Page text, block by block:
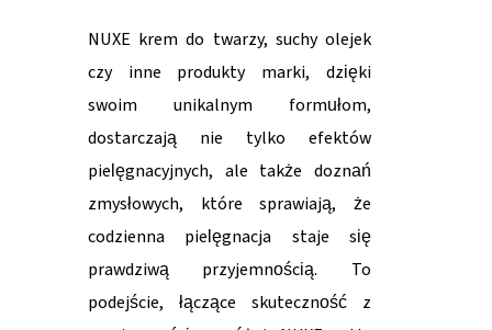
NUXE krem do twarzy, suchy olejek
czy inne produkty marki, dzięki
swoim unikalnym formułom,
dostarczają nie tylko efektów
pielęgnacyjnych, ale także doznań
zmysłowych, które sprawiają, że
codzienna pielęgnacja staje się
prawdziwą przyjemnością. To
podejście, łączące skuteczność z